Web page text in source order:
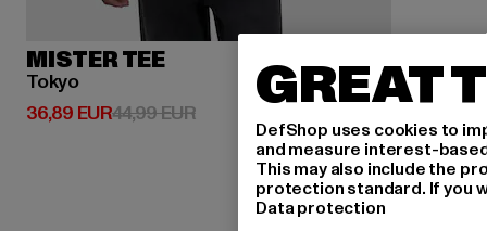
MISTER TEE
Tokyo
36,89 EUR
Derzeitiger Preis: 36,89 EUR
44,99 EURAktionspreis: 44,99 EUR
GREAT
DefShop uses cookies to
and measure interest-
This may also include the
protection standard. If you
Data protection